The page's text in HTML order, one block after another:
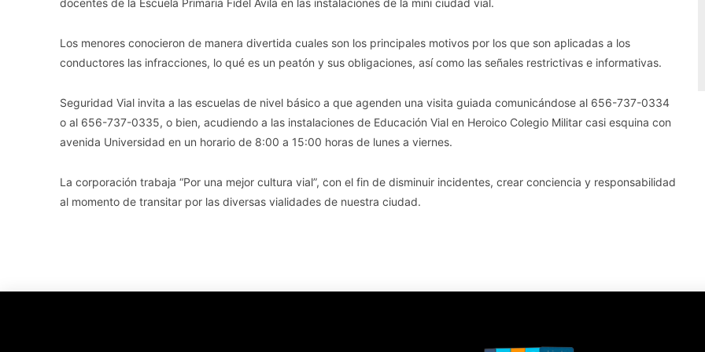
docentes de la Escuela Primaria Fidel Ávila en las instalaciones de la mini ciudad vial.
Los menores conocieron de manera divertida cuales son los principales motivos por los que son aplicadas a los
conductores las infracciones, lo qué es un peatón y sus obligaciones, así como las señales restrictivas e informativas.
Seguridad Vial invita a las escuelas de nivel básico a que agenden una visita guiada comunicándose al 656-737-0334
o al 656-737-0335, o bien, acudiendo a las instalaciones de Educación Vial en Heroico Colegio Militar casi esquina con
avenida Universidad en un horario de 8:00 a 15:00 horas de lunes a viernes.
La corporación trabaja “Por una mejor cultura vial”, con el fin de disminuir incidentes, crear conciencia y responsabilidad
al momento de transitar por las diversas vialidades de nuestra ciudad.